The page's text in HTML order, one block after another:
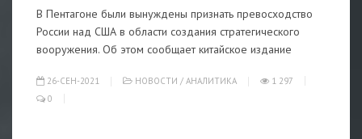
В Пентагоне были вынуждены признать превосходство
России над США в области создания стратегического
вооружения. Об этом сообщает китайское издание
26-СЕН-2021 НОВОСТИ / АНАЛИТИКА
1 297
0